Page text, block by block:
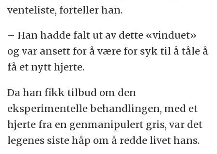
venteliste, forteller han.
– Han hadde falt ut av dette «vinduet»
og var ansett for å være for syk til å tåle å
få et nytt hjerte.
Da han fikk tilbud om den
eksperimentelle behandlingen, med et
hjerte fra en genmanipulert gris, var det
legenes siste håp om å redde livet hans.